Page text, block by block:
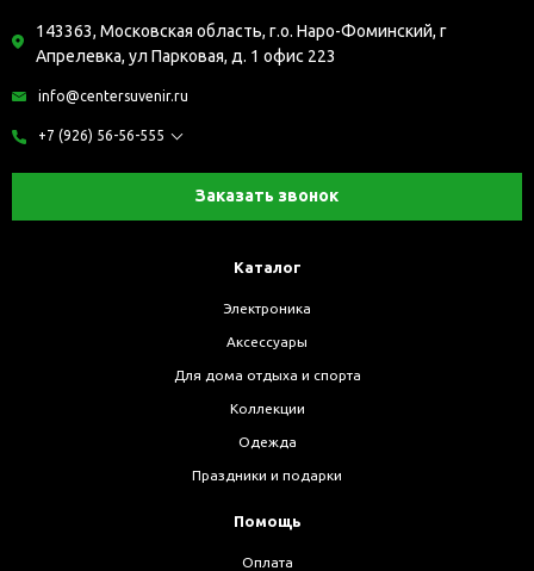
143363, Московская область, г.о. Наро-Фоминский, г
Апрелевка, ул Парковая, д. 1 офис 223
info@centersuvenir.ru
+7 (926) 56-56-555
Заказать звонок
Каталог
Электроника
Аксессуары
Для дома отдыха и спорта
Коллекции
Одежда
Праздники и подарки
Помощь
Оплата